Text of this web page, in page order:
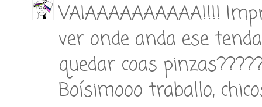
VAIAAAAAAAAAA!!!!
ver onde anda ese
quedar coas
Boísimooo traballo,